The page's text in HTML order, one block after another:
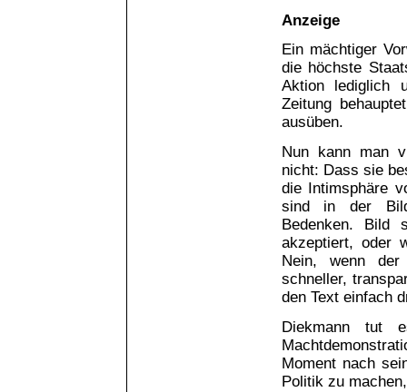
Anzeige
Ein mächtiger
die höchste
Aktion lediglich
Zeitung
ausüben.
Nun kann man
nicht: Dass sie
die Intimsphäre
sind in der
Bedenken. Bild
akzeptiert, oder
Nein, wenn
schneller,
den Text einfach
Diekmann tut
Moment nach
Politik zu